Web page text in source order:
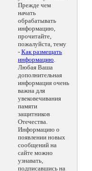
Прежде чем
начать
обрабатывать
информацию,
прочитайте,
пожалуйста, тему
- Как размещать
информацию.
Любая Ваша
дополнительная
информация очень
важна для
увековечивания
памяти
защитников
Отечества.
Информацию о
появлении новых
сообщений на
сайте можно
узнавать,
подписавшись на